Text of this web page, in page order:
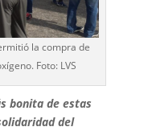
la compra de
Foto: LVS
bonita de estas
del